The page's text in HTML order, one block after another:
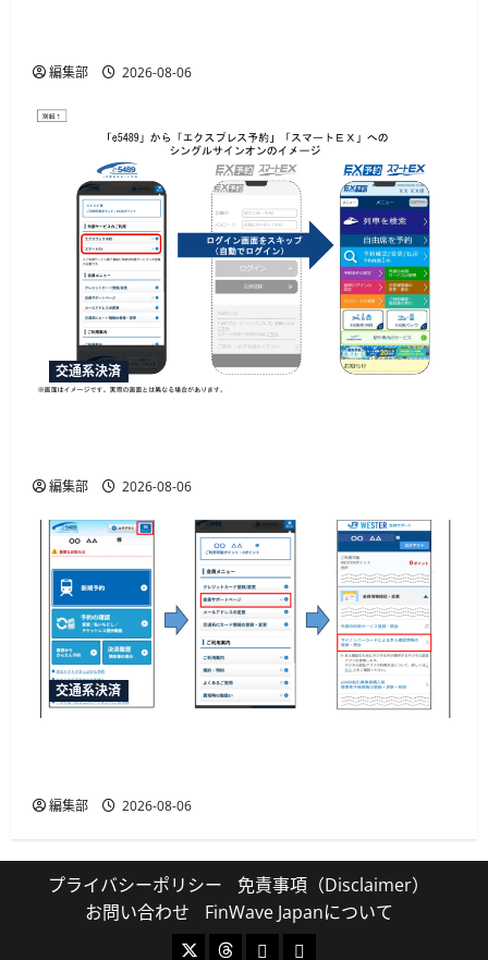
編集部 2026-08-06
交通系決済
編集部 2026-08-06
交通系決済
編集部 2026-08-06
プライバシーポリシー
免責事項（Disclaimer）
お問い合わせ
FinWave Japanについて
X ThreadsBlueskyMastodon